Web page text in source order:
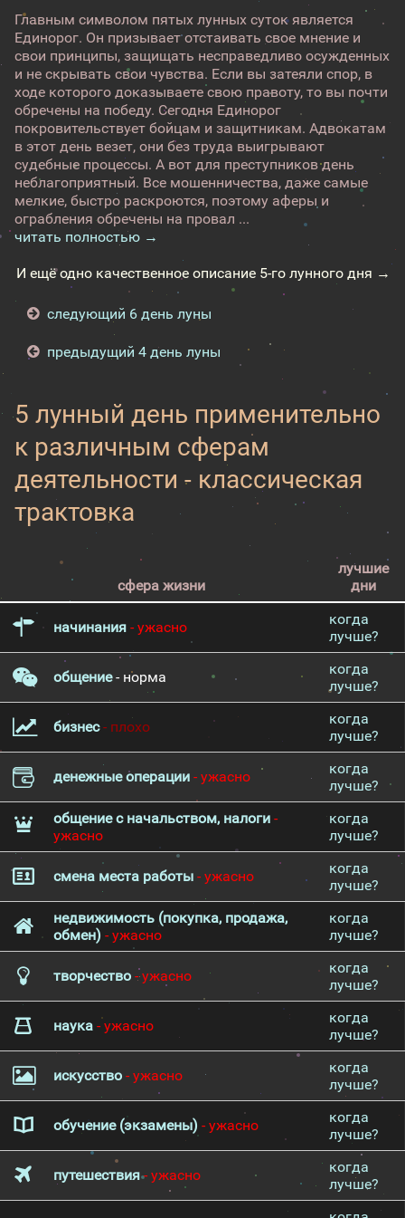
Главным символом пятых лунных суток является
Единорог. Он призывает отстаивать свое мнение и
свои принципы, защищать несправедливо осужденных
и не скрывать свои чувства. Если вы затеяли спор, в
ходе которого доказываете свою правоту, то вы почти
обречены на победу. Сегодня Единорог
покровительствует бойцам и защитникам. Адвокатам
в этот день везет, они без труда выигрывают
судебные процессы. А вот для преступников день
неблагоприятный. Все мошенничества, даже самые
мелкие, быстро раскроются, поэтому аферы и
ограбления обречены на провал ...
читать полностью →
И ещё одно качественное описание 5-го лунного дня →
следующий 6 день луны
предыдущий 4 день луны
5 лунный день применительно
к различным сферам
деятельности - классическая
трактовка
сфера жизни
лучшие
дни
начинания - ужасно
когда
лучше?
общение- норма
когда
лучше?
бизнес- плохо
когда
лучше?
денежные операции - ужасно
когда
лучше?
общение с начальством, налоги -
ужасно
когда
лучше?
смена места работы - ужасно
когда
лучше?
недвижимость (покупка, продажа,
обмен) - ужасно
когда
лучше?
творчество - ужасно
когда
лучше?
наука - ужасно
когда
лучше?
искусство - ужасно
когда
лучше?
обучение (экзамены) - ужасно
когда
лучше?
путешествия- ужасно
когда
лучше?